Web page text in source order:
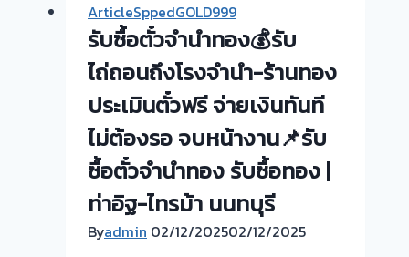
ArticleSppedGOLD999
รับซื้อตั๋วจำนำทอง💰รับ
ไถ่ถอนถึงโรงจำนำ-ร้านทอง
ประเมินตั๋วฟรี จ่ายเงินทันที
ไม่ต้องรอ จบหน้างาน📌รับ
ซื้อตั๋วจำนำทอง รับซื้อทอง |
ท่าอิฐ-ไทรม้า นนทบุรี
Byadmin 02/12/202502/12/2025